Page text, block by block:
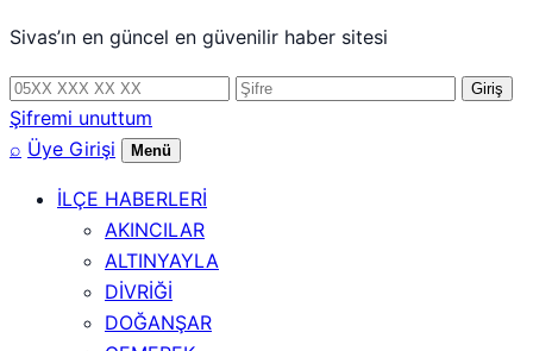
Sivas’ın en güncel en güvenilir haber sitesi
Telefon
numarası
Şifre Giriş
Şifremi unuttum
⌕ Üye Girişi Menü
İLÇE HABERLERİ
AKINCILAR
ALTINYAYLA
DİVRİĞİ
DOĞANŞAR